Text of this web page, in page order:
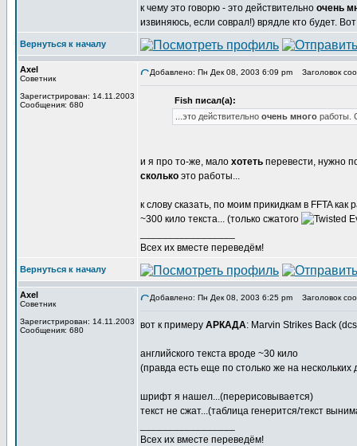
к чему это говорю - это действительно очень
извиняюсь, если соврал!) врядле кто будет.
Вернуться к началу
Axel
Советник
Зарегистрирован: 14.11.2003
Сообщения: 680
Добавлено: Пн Дек 08, 2003 6:09 pm Заголовок
Fish писал(а):
...это действительно очень много работы.
и я про то-же, мало хотеть перевести, нужно
сколько это работы...
к слову сказать, по моим прикидкам в FFTA как
~300 кило текста... (только сжатого
Всех их вместе переведём!
Вернуться к началу
Axel
Советник
Зарегистрирован: 14.11.2003
Сообщения: 680
Добавлено: Пн Дек 08, 2003 6:25 pm Заголовок
вот к примеру АРКАДА: Marvin Strikes Back
английского текста вроде ~30 кило
(правда есть еще по столько же на нескольких
шрифт я нашел...(перерисовывается)
текст не сжат...(таблица генерится/текст
Всех их вместе переведём!